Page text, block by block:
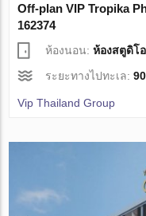
Off-plan VIP Tropika
162374
ห้องนอน:ห้องสตูดิโ
ระยะทางไปทะเล:
Vip Thailand Group